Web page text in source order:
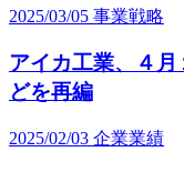
2025/03/05 事業戦略
アイカ工業、４
どを再編
2025/02/03 企業業績